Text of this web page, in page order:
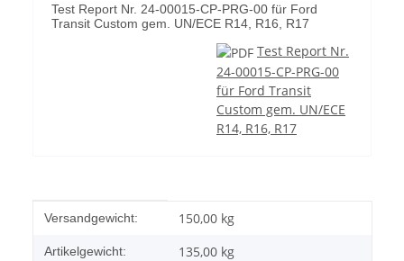
Test Report Nr. 24-00015-CP-PRG-00 für Ford
Transit Custom gem. UN/ECE R14, R16, R17
Test Report Nr.
24-00015-CP-PRG-00
für Ford Transit
Custom gem. UN/ECE
R14, R16, R17
Produkteigenschaft
Wert
Versandgewicht: 150,00 kg
Artikelgewicht: 135,00 kg